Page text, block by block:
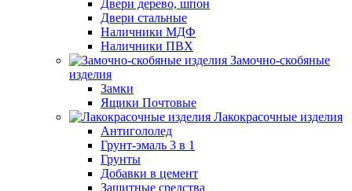
Двери дерево, шпон
Двери стальные
Наличники МДФ
Наличники ПВХ
Замочно-скобяные
изделия
Замки
Ящики Почтовые
Лакокрасочные изделия
Антигололед
Грунт-эмаль 3 в 1
Грунты
Добавки в цемент
Защитные средства